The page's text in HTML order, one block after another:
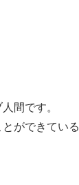
間です。
できてい